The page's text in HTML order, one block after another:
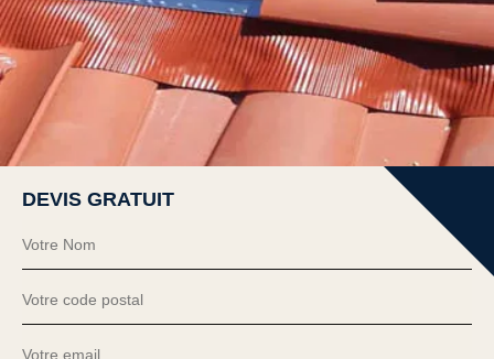
DEVIS GRATUIT